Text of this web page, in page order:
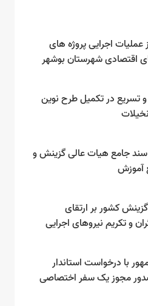
عملیات اجرایی پروژه های
اقتصادی شهرستان بوشهر
و تسریع در تکمیل طرح نوین
سند جامع هیات عالی گزینش و‌
آموزش
کشور بر ارتقای
و تکریم نیروهای اجرایی
با درخواست استاندار
مجوز یک سفر اختصاصی